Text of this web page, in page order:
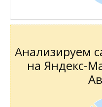
Анализируем
на Яндекс-